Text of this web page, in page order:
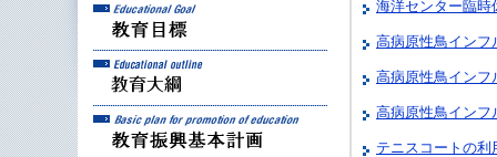
教育目標
教育振興基本計画
海洋センター臨時
高病原性鳥インフ
高病原性鳥インフ
高病原性鳥インフ
テニスコートの利